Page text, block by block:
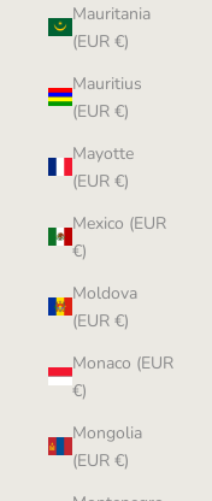
Mauritania
(EUR €)
Mauritius
(EUR €)
Mayotte
(EUR €)
Mexico (EUR
€)
Moldova
(EUR €)
Monaco (EUR
€)
Mongolia
(EUR €)